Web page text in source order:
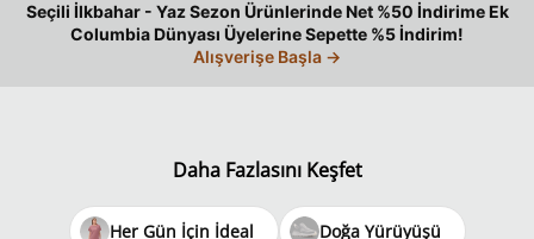
Seçili İlkbahar - Yaz Sezon Ürünlerinde Net %50 İndirime Ek
Columbia Dünyası Üyelerine Sepette %5 İndirim!
Alışverişe Başla →
Daha Fazlasını Keşfet
Her Gün İçin İdeal Doğa Yürüyüşü